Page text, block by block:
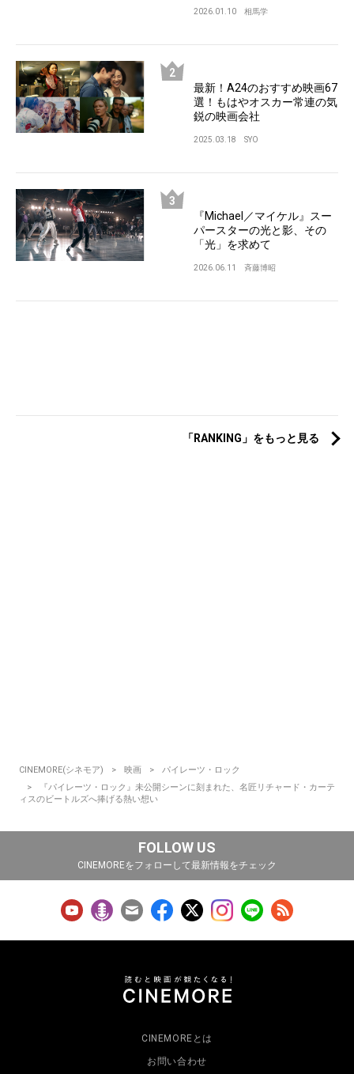
2026.01.10 相馬学
最新！A24のおすすめ映画67
選！もはやオスカー常連の気
鋭の映画会社
2025.03.18 SYO
『Michael／マイケル』スー
パースターの光と影、その
「光」を求めて
2026.06.11 斉藤博昭
「RANKING」をもっと見る
CINEMORE(シネモア) 映画
パイレーツ・ロック
『パイレーツ・ロック』未公開シーンに刻まれた、名匠リチャード・カーテ
ィスのビートルズへ捧げる熱い想い
FOLLOW US
CINEMOREをフォローして最新情報をチェック
CINEMOREとは
お問い合わせ